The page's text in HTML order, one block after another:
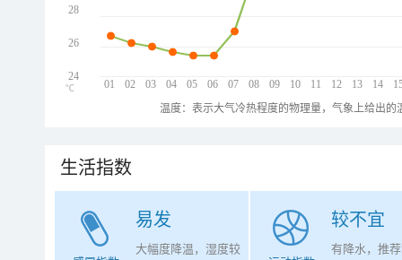
01 02 03 04 05 06 07 08 09 10 11 12 13 14
28
26
24
℃
温度：表示大气冷热程度的物理量，气象上给出
生活指数
易发
大幅度降温，湿度较
较不宜
有降水，推